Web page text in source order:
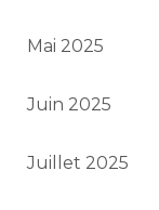
Mai 2025
Juin 2025
Juillet 2025